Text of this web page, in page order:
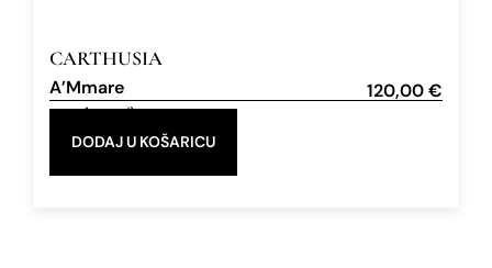
CARTHUSIA
A’Mmare 120,00€
Eau de Parfum
DODAJ U KOŠARICU